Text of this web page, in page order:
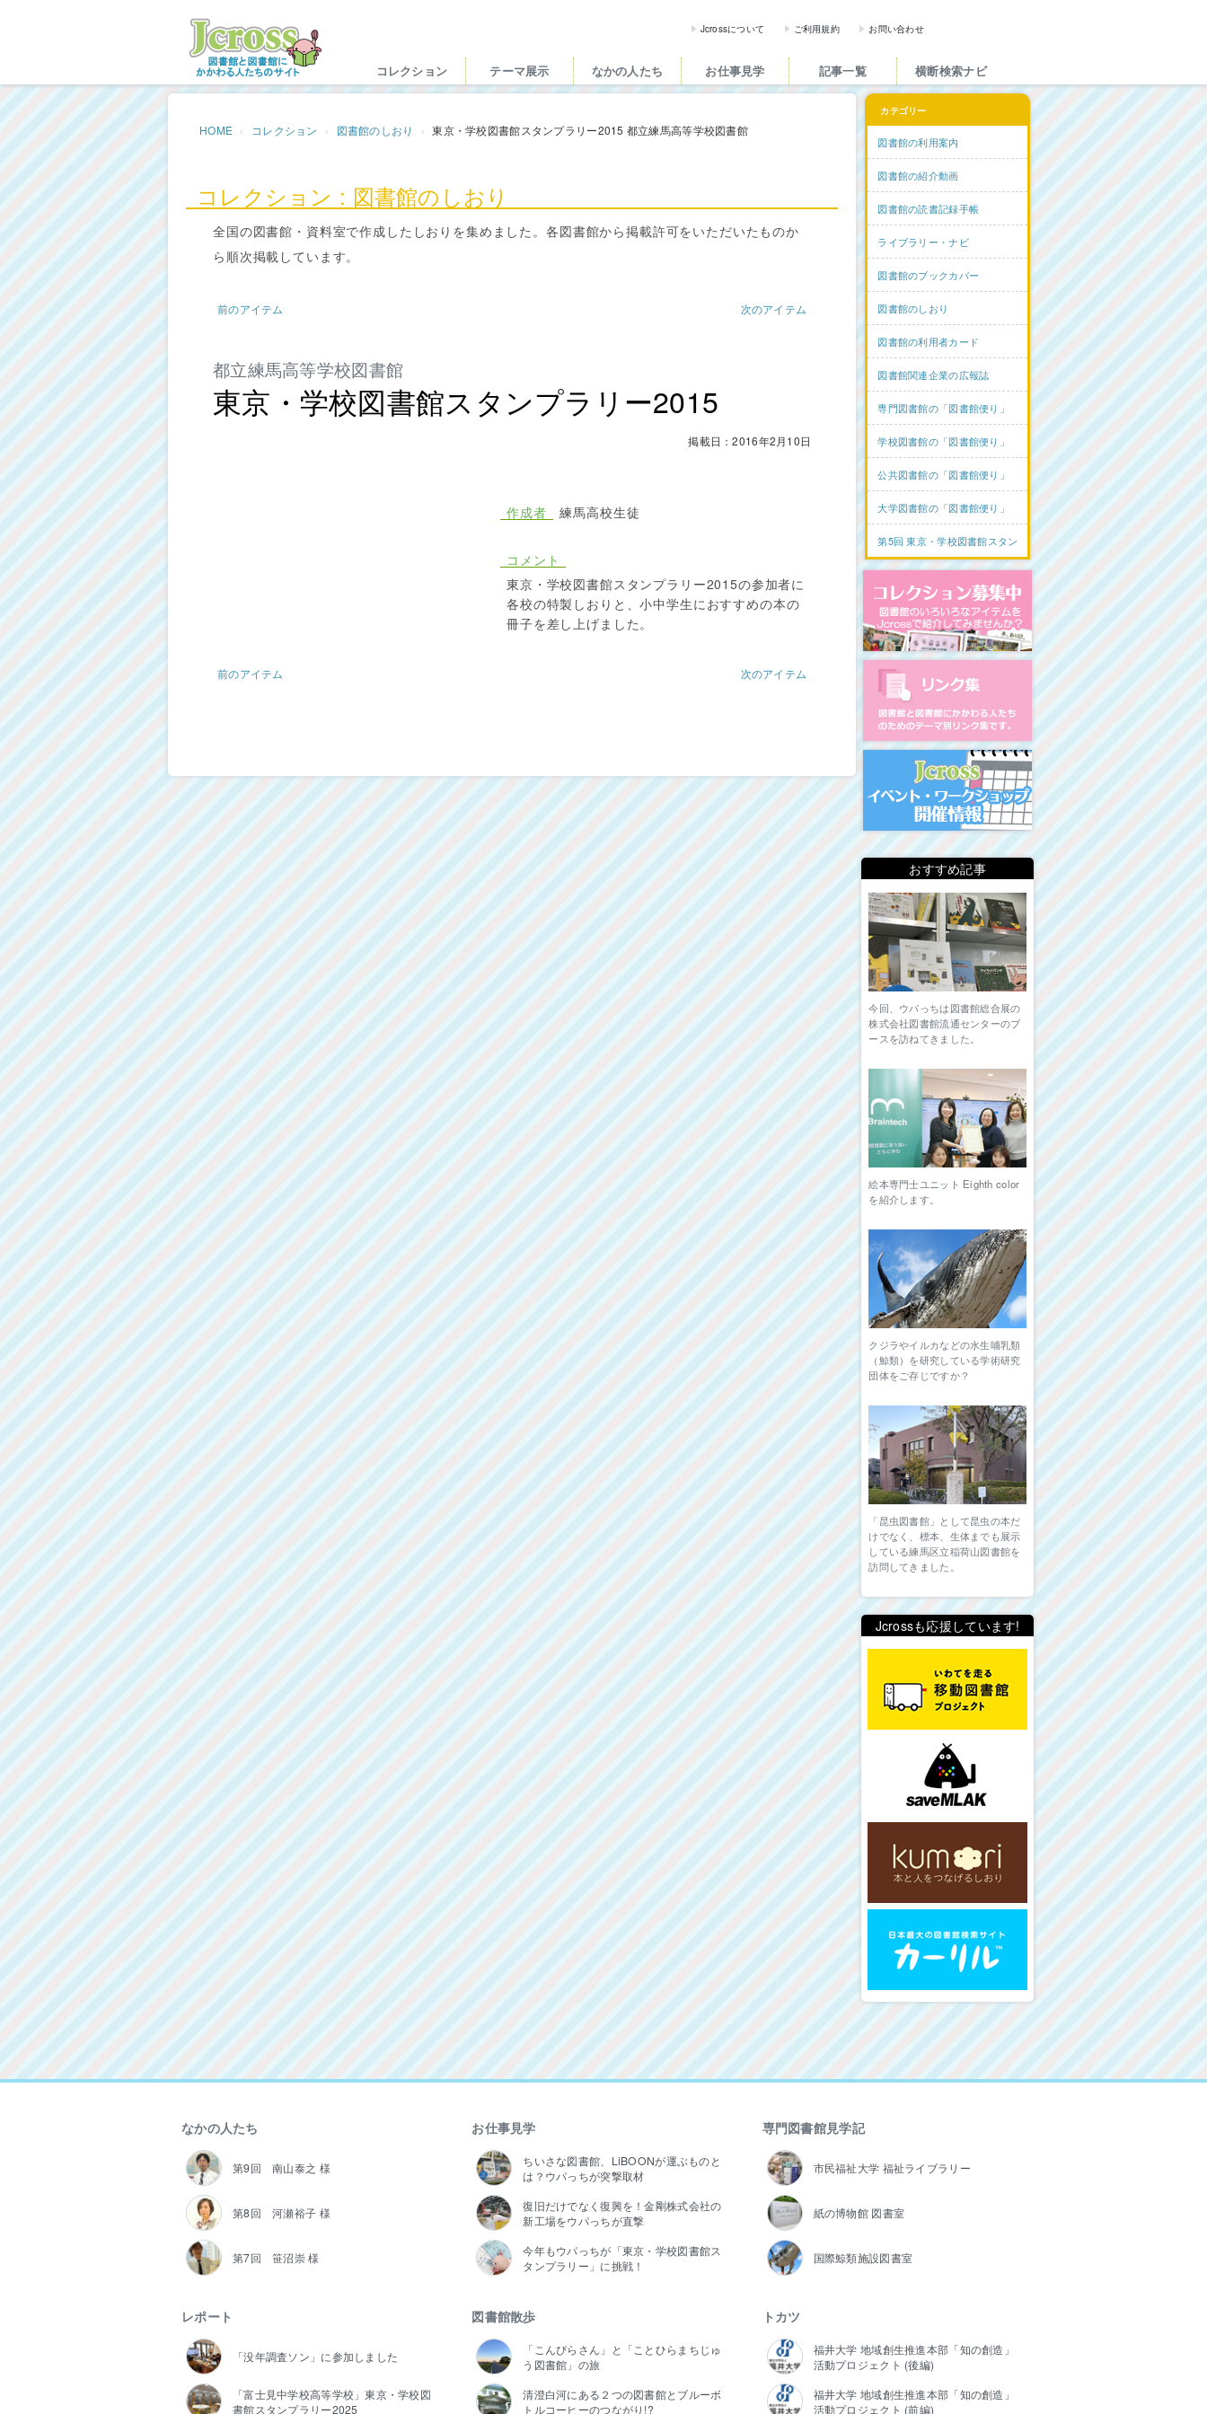
Jcross（ジェイクロス）| 図書館と図書館にかかわる人た
Jcrossについて ご利用規約 お問い合わせ
コレクション テーマ展示 なかの人たち お仕事見学 記事一覧 横断検索ナビ
HOME コレクション 図書館のしおり 東京・学校図書館スタンプラリー2015 都立練馬高等学校図書館
コレクション : 図書館のしおり
全国の図書館・資料室で作成したしおりを集めました。各図書館から掲載許可をいただいたものか
ら順次掲載しています。
前のアイテム 次のアイテム
都立練馬高等学校図書館
東京・学校図書館スタンプラリー2015
掲載日：2016年2月10日
作成者 練馬高校生徒
コメント
東京・学校図書館スタンプラリー2015の参加者に
各校の特製しおりと、小中学生におすすめの本の
冊子を差し上げました。
前のアイテム 次のアイテム
カテゴリー
図書館の利用案内
図書館の紹介動画
図書館の読書記録手帳
ライブラリー・ナビ
図書館のブックカバー
図書館のしおり
図書館の利用者カード
図書館関連企業の広報誌
専門図書館の「図書館便り」
学校図書館の「図書館便り」
公共図書館の「図書館便り」
大学図書館の「図書館便り」
第5回 東京・学校図書館スタンプラリー
コレクション募集中
図書館リンク集
イベント・ワークショップ開
おすすめ記事
今回、ウパっちは図書館総合展の
株式会社図書館流通センターのブ
ースを訪ねてきました。
絵本専門士ユニット Eighth color
を紹介します。
クジラやイルカなどの水生哺乳類
（鯨類）を研究している学術研究
団体をご存じですか？
「昆虫図書館」として昆虫の本だ
けでなく、標本、生体までも展示
している練馬区立稲荷山図書館を
訪問してきました。
Jcrossも応援しています!
なかの人たち
第9回 南山泰之 様
第8回 河瀬裕子 様
第7回 笹沼崇 様
お仕事見学
ちいさな図書館、LiBOONが運ぶものと
は？ウパっちが突撃取材
復旧だけでなく復興を！金剛株式会社の
新工場をウパっちが直撃
今年もウパっちが「東京・学校図書館ス
タンプラリー」に挑戦！
専門図書館見学記
市民福祉大学 福祉ライブラリー
紙の博物館 図書室
国際鯨類施設図書室
レポート
「没年調査ソン」に参加しました
「富士見中学校高等学校」東京・学校図
書館スタンプラリー2025
図書館散歩
「こんぴらさん」と「ことひらまちじゅ
う図書館」の旅
清澄白河にある２つの図書館とブルーボ
トルコーヒーのつながり!?
トカツ
福井大学 地域創生推進本部「知の創造」
活動プロジェクト (後編)
福井大学 地域創生推進本部「知の創造」
活動プロジェクト (前編)